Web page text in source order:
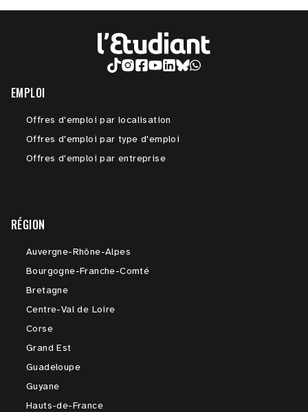
EMPLOI
Offres d'emploi par localisation
Offres d'emploi par type d'emploi
Offres d'emploi par entreprise
RÉGION
Auvergne-Rhône-Alpes
Bourgogne-Franche-Comté
Bretagne
Centre-Val de Loire
Corse
Grand Est
Guadeloupe
Guyane
Hauts-de-France